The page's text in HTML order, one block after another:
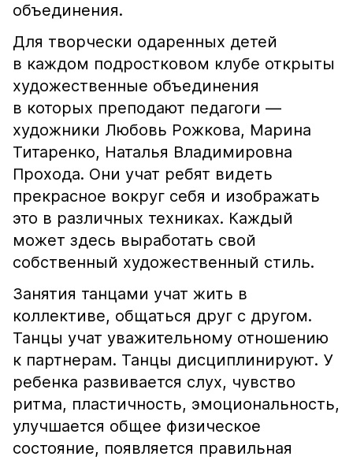
объединения.
Для творчески одаренных детей
в каждом подростковом клубе открыты
художественные объединения
в которых преподают педагоги —
художники Любовь Рожкова, Марина
Титаренко, Наталья Владимировна
Прохода. Они учат ребят видеть
прекрасное вокруг себя и изображать
это в различных техниках. Каждый
может здесь выработать свой
собственный художественный стиль.
Занятия танцами учат жить в
коллективе, общаться друг с другом.
Танцы учат уважительному отношению
к партнерам. Танцы дисциплинируют. У
ребенка развивается слух, чувство
ритма, пластичность, эмоциональность,
улучшается общее физическое
состояние, появляется правильная